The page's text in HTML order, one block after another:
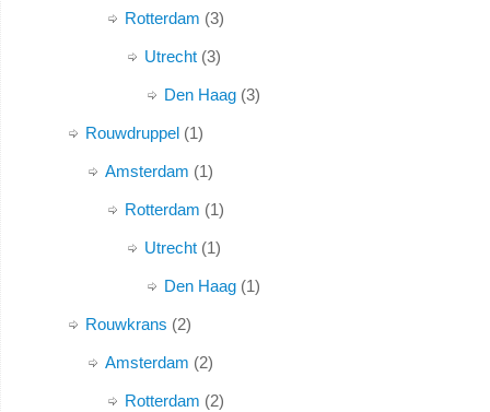
Rotterdam 3
Utrecht 3
Den Haag 3
Rouwdruppel 1
Amsterdam 1
Rotterdam 1
Utrecht 1
Den Haag 1
Rouwkrans 2
Amsterdam 2
Rotterdam 2